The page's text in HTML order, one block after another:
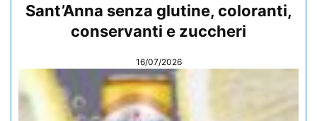
Sant’Anna senza glutine, coloranti,
conservanti e zuccheri
16/07/2026